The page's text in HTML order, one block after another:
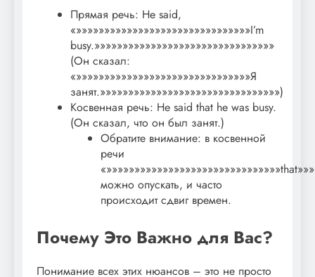
Прямая речь: He said,
«»»»»»»»»»»»»»»»»»»»»»»»»»»»»»»»I’m
busy.»»»»»»»»»»»»»»»»»»»»»»»»»»»»»»»»
(Он сказал:
«»»»»»»»»»»»»»»»»»»»»»»»»»»»»»»»Я
занят.»»»»»»»»»»»»»»»»»»»»»»»»»»»»»»»»)
Косвенная речь: He said that he was busy.
(Он сказал, что он был занят.)
Обратите внимание: в косвенной
речи
можно опускать, и часто
происходит сдвиг времен.
Почему Это Важно для Вас?
Понимание всех этих нюансов – это не просто